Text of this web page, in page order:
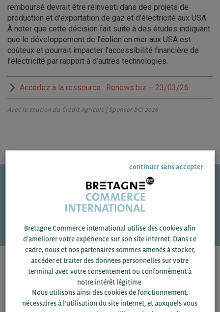
remboursé devrait être réinvesti dans des projets de
production et d’exportation de gaz et d’électricité aux USA.
À noter que cette décision fait suite à des études indiquant
que le développement de l’éolien en mer aux USA est
coûteux et pourrait impacter l’accessibilité financière de
l’électricité par rapport à d’autres technologies.
Accédez à la ressource : Renews.biz – 23/03/26
Avec le soutien du Crédit Agricole | Sponsor BCI 2026
Une question ?
VOS CONTACTS
Pour voir les contacts, merci de renseigner votre
département et votre secteurou connectez-vous.
continuer sans accepter
Bretagne Commerce international utilise des cookies afin
d’améliorer votre expérience sur son site internet. Dans ce
cadre, nous et nos partenaires sommes amenés à stocker,
accéder et traiter des données personnelles sur votre
terminal avec votre consentement ou conformément à
notre intérêt légitime.
Nous utilisons ainsi des cookies de fonctionnement,
nécessaires à l’utilisation du site internet, et auxquels vous